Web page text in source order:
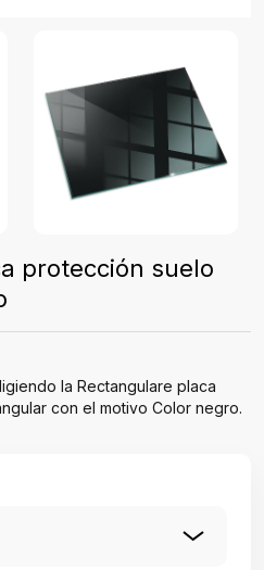
protección suelo
la Rectangulare placa
con el motivo Color negro.